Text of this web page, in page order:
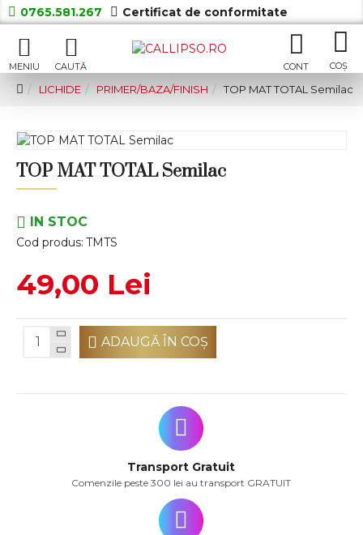
0765.581.267 Certificat de conformitate
LICHIDE PRIMER/BAZA/FINISH TOP MAT TOTAL Semilac
TOP MAT TOTAL Semilac
IN STOC
Cod produs: TMTS
49,00 Lei
ADAUGĂ ÎN COŞ
Transport Gratuit
Comenzile peste 300 lei au transport GRATUIT